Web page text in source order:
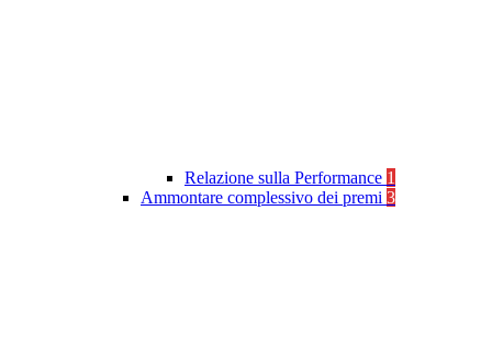
Relazione sulla Performance 1
Ammontare complessivo dei premi 3